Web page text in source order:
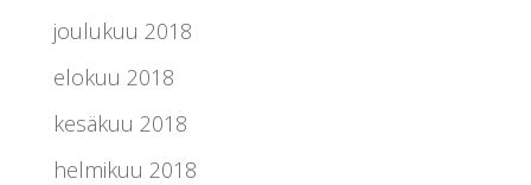
joulukuu 2018
elokuu 2018
kesäkuu 2018
helmikuu 2018